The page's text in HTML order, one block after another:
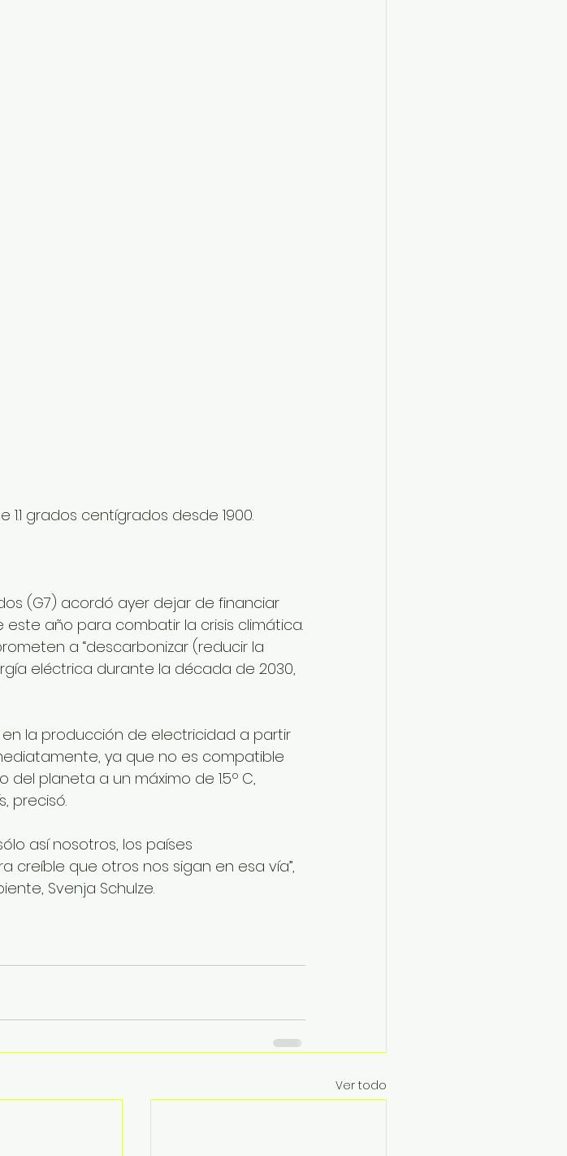
grados centígrados desde 1900.
(G7) acordó ayer dejar de financiar
año para combatir la crisis climática.
a “descarbonizar (reducir la
eléctrica durante la década de 2030,
la producción de electricidad a partir
ya que no es compatible
planeta a un máximo de 1.5º C,
precisó.
así nosotros, los países
creíble que otros nos sigan en esa vía”,
Svenja Schulze.
Ver todo